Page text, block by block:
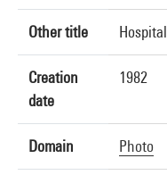
Other title
Creation
date
1982
Domain Photo